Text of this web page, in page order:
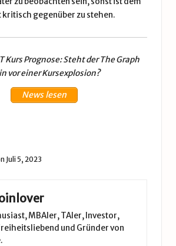
kritisch gegenüber zu stehen.
Kurs Prognose: Steht der The Graph
vor einer Kursexplosion?
News lesen
Juli 5, 2023
MBAler, TAler, Investor,
und Gründer von